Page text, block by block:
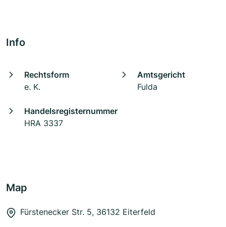
Info
Rechtsform
e. K.
Amtsgericht
Fulda
Handelsregisternummer
HRA 3337
Map
Fürstenecker Str. 5, 36132 Eiterfeld